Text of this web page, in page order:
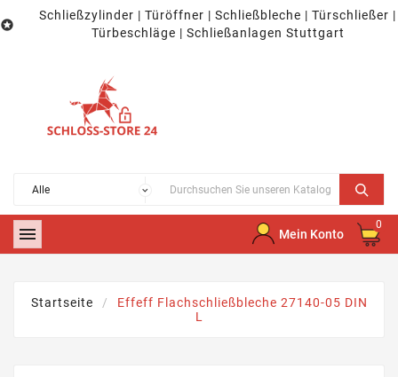

Schließzylinder | Türöffner | Schließbleche | Türschließer |
Türbeschläge | Schließanlagen Stuttgart
 Mein Konto
0
Startseite
Effeff Flachschließbleche 27140-05 DIN
L